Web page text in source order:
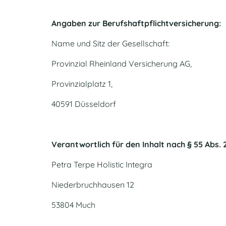
Angaben zur Berufshaftpflichtversicherung:
Name und Sitz der Gesellschaft:
Provinzial Rheinland Versicherung AG,
Provinzialplatz 1,
40591 Düsseldorf
Verantwortlich für den Inhalt nach § 55 Abs.
Petra Terpe Holistic Integra
Niederbruchhausen 12
53804 Much